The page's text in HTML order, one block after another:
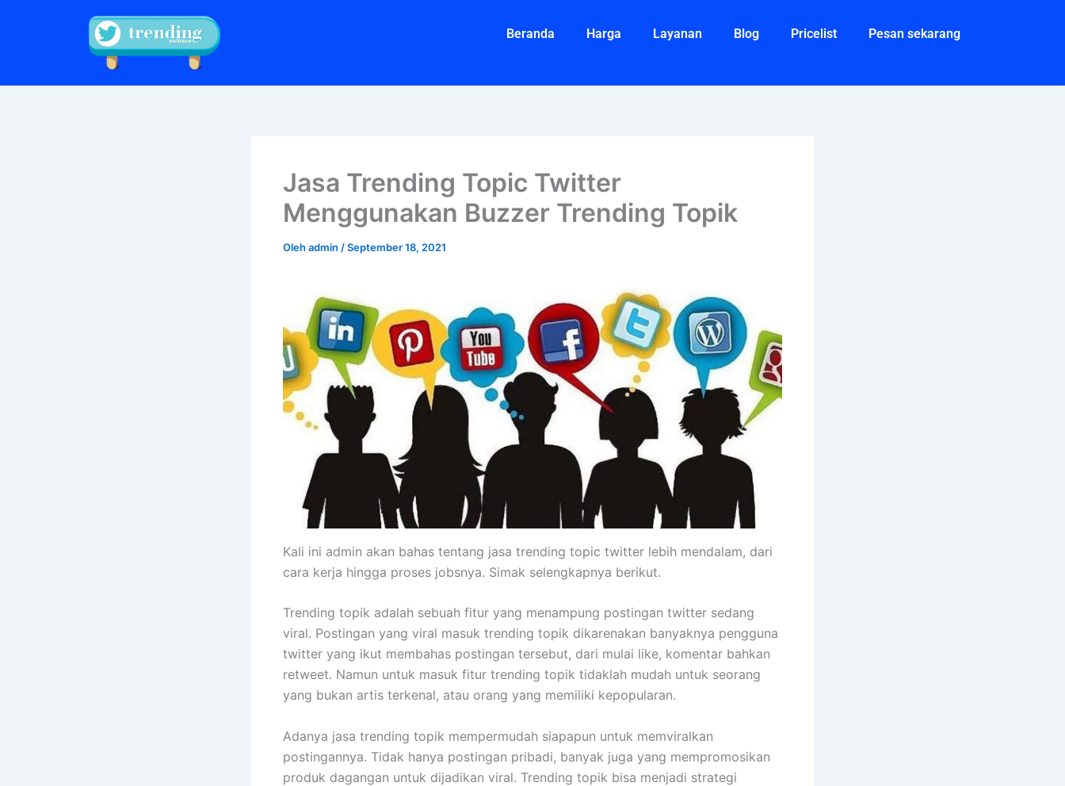
Beranda Harga Layanan Blog Pricelist Pesan sekarang
Jasa Trending Topic Twitter
Menggunakan Buzzer Trending Topik
Olehadmin /September 18, 2021
Kali ini admin akan bahas tentang jasa trending topic twitter lebih mendalam, dari
cara kerja hingga proses jobsnya. Simak selengkapnya berikut.
Trending topik adalah sebuah fitur yang menampung postingan twitter sedang
viral. Postingan yang viral masuk trending topik dikarenakan banyaknya pengguna
twitter yang ikut membahas postingan tersebut, dari mulai like, komentar bahkan
retweet. Namun untuk masuk fitur trending topik tidaklah mudah untuk seorang
yang bukan artis terkenal, atau orang yang memiliki kepopularan.
Adanya jasa trending topik mempermudah siapapun untuk memviralkan
postingannya. Tidak hanya postingan pribadi, banyak juga yang mempromosikan
produk dagangan untuk dijadikan viral. Trending topik bisa menjadi strategi